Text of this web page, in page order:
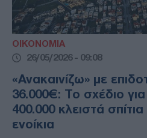
ΟΙΚΟΝΟΜΙΑ
26/05/2026 - 09:08
«Ανακαινίζω» με
36.000€: Το σχέδιο
400.000 κλειστά
ενοίκια